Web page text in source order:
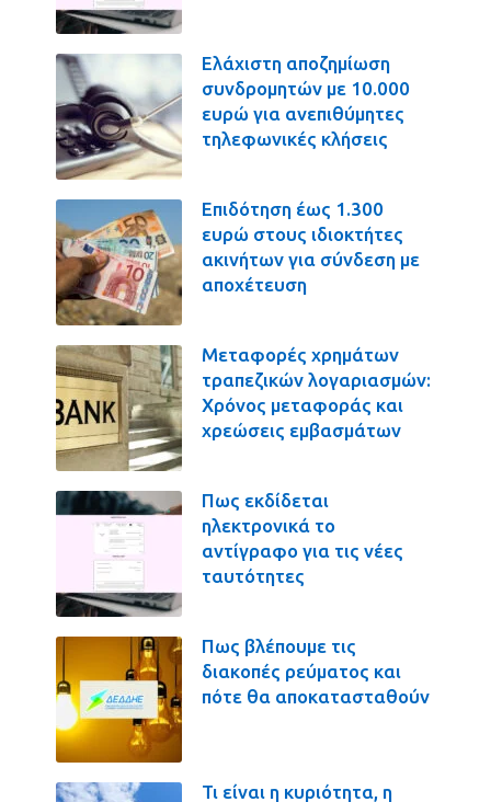
Ελάχιστη αποζημίωση
συνδρομητών με 10.000
ευρώ για ανεπιθύμητες
τηλεφωνικές κλήσεις
Επιδότηση έως 1.300
ευρώ στους ιδιοκτήτες
ακινήτων για σύνδεση με
αποχέτευση
Μεταφορές χρημάτων
τραπεζικών λογαριασμών:
Χρόνος μεταφοράς και
χρεώσεις εμβασμάτων
Πως εκδίδεται
ηλεκτρονικά το
αντίγραφο για τις νέες
ταυτότητες
Πως βλέπουμε τις
διακοπές ρεύματος και
πότε θα αποκατασταθούν
Τι είναι η κυριότητα, η